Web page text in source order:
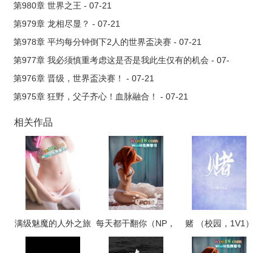
第980章 世界之王 - 07-21
第979章 龙相尽显？ - 07-21
第978章 平均每分钟倒下2人的世界盃决赛 - 07-21
第977章 我必须慎重考虑这是否是我此生仅有的机会 - 07-
21
第976章 晋级，世界盃决赛！ - 07-21
第975章 狂野，父子齐心！血脉融合！ - 07-21
相关作品
满级魅魔的人外之旅 每天都干翻你（NP，
高H）
赌 （校园，1V1）